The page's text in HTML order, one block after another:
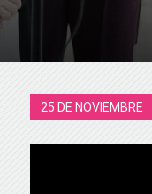
25 DE NOVIEMBRE